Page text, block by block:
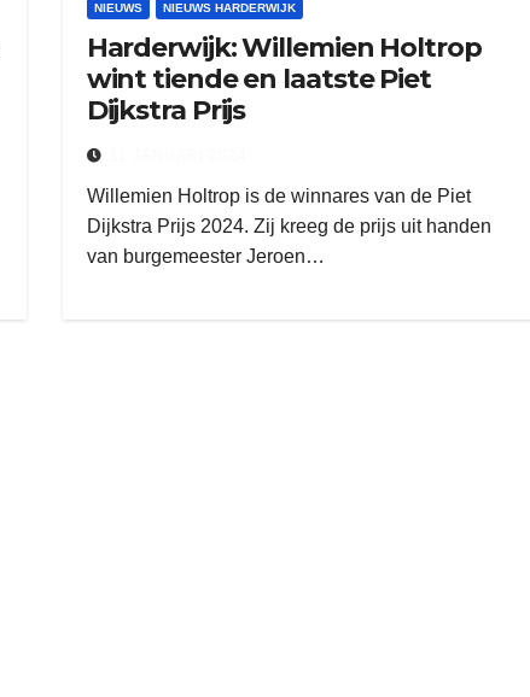
NIEUWS NIEUWS HARDERWIJK
Harderwijk: Willemien Holtrop
wint tiende en laatste Piet
Dijkstra Prijs
Willemien Holtrop is de winnares van de Piet
Dijkstra Prijs 2024. Zij kreeg de prijs uit handen
van burgemeester Jeroen…